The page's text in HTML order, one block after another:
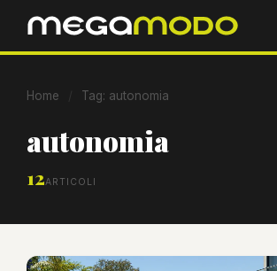
Home Tag: autonomia
autonomia
12ARTICOLI